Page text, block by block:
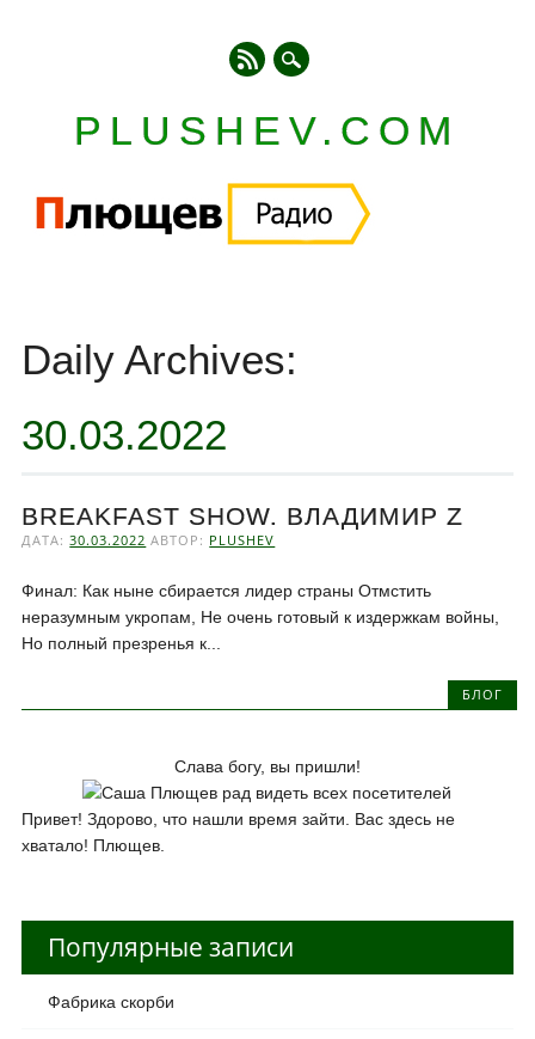
PLUSHEV.COM
content
Daily Archives:
30.03.2022
BREAKFAST SHOW. ВЛАДИМИР Z
ДАТА:30.03.2022 АВТОР: PLUSHEV
Финал: Как ныне сбирается лидер страны Отмстить
неразумным укропам, Не очень готовый к издержкам войны,
Но полный презренья к...
БЛОГ
Слава богу, вы пришли!
Привет! Здорово, что нашли время зайти. Вас здесь не
хватало! Плющев.
Популярные записи
Фабрика скорби